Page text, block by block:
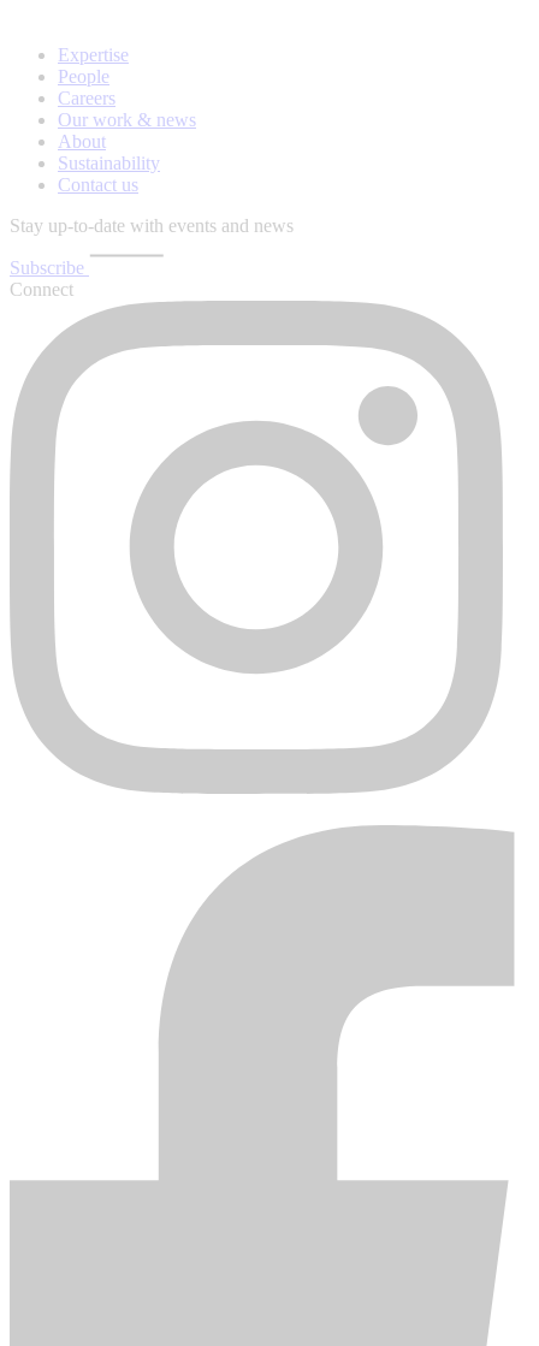
Expertise
People
Careers
Our work & news
About
Sustainability
Contact us
Stay up-to-date with events and news
Subscribe
Connect